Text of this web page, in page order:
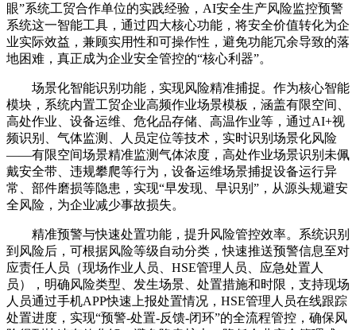
眼”系统工贸合作单位的实践经验，AI安全生产风险监控预警
系统这一智能工具，通过四大核心功能，将安全价值转化为企
业实际效益，兼顾实用性和可操作性，避免功能冗余导致的落
地困难，真正成为企业安全管控的“核心利器”。
场景化智能识别功能，实现风险精准捕捉。作为核心智能
模块，系统内置工贸企业高频作业场景模板，涵盖有限空间、
高处作业、设备运维、危化品存储、高温作业等，通过AI+视
频识别、气体监测、人员定位等技术，实时识别场景化风险
——有限空间场景精准监测气体浓度，高处作业场景识别未佩
戴安全带、违规攀爬等行为，设备运维场景捕捉设备运行异
常、部件磨损等隐患，实现“早发现、早识别”，从源头规避安
全风险，为企业减少事故损失。
精准预警与快速处置功能，提升风险管控效率。系统识别
到风险后，可根据风险等级自动分类，快速推送预警信息至对
应责任人员（现场作业人员、HSE管理人员、应急处置人
员），明确风险类型、发生场景、处置措施和时限，支持现场
人员通过手机APP快速上报处置情况，HSE管理人员在线跟踪
处置进度，实现“预警-处置-反馈-闭环”的全流程管控，确保风